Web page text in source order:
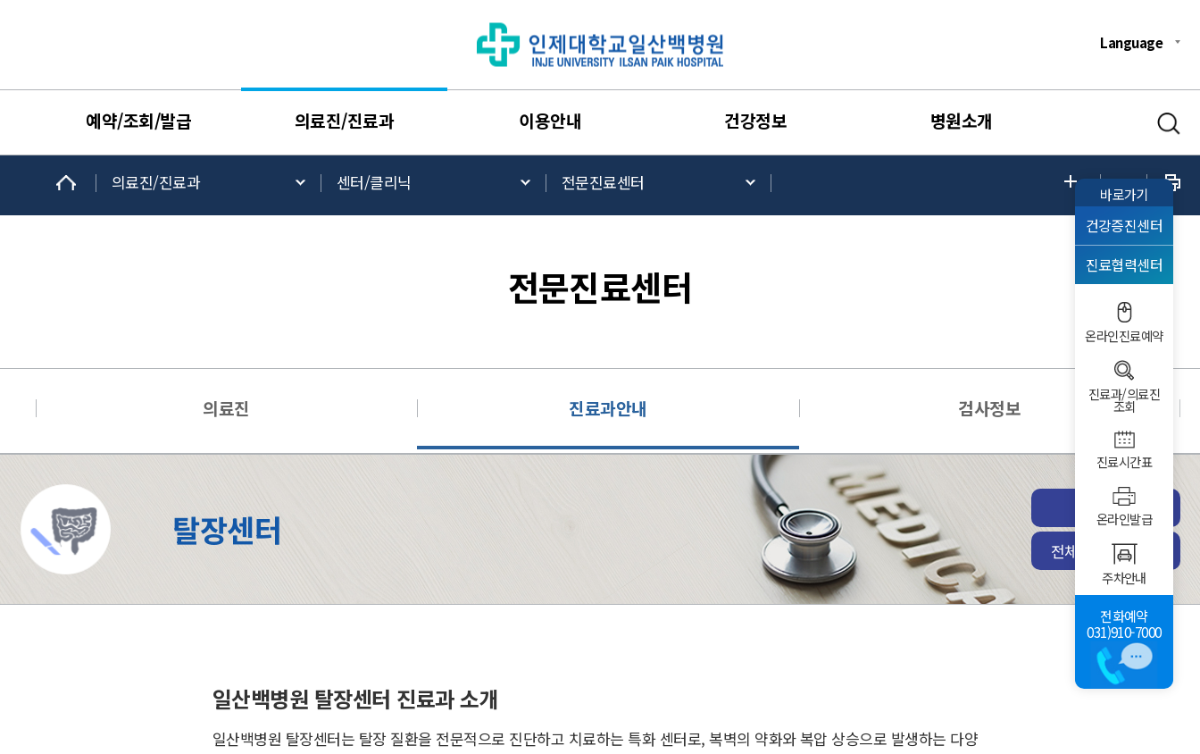
Language
예약/조회/발급 의료진/진료과 이용안내 건강정보 병원소개
의료진/진료과 센터/클리닉 전문진료센터
전문진료센터
의료진 진료과안내 검사정보
탈장센터
진료예약
전체전문진료센터
일산백병원 탈장센터 진료과 소개
일산백병원 탈장센터는 탈장 질환을 전문적으로 진단하고 치료하는 특화 센터로, 복벽의 약화와 복압 상승으로 발생하는 다양
바로가기
건강증진센터
진료협력센터
온라인진료예약
진료과/의료진
조회
진료시간표
온라인발급
주차안내
전화예약
031)910-7000